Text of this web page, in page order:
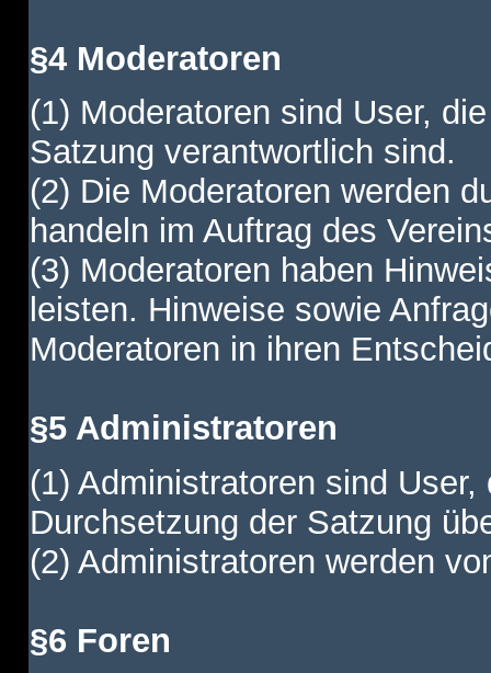
§4 Moderatoren
(1) Moderatoren sind User,
Satzung verantwortlich sind.
(2) Die Moderatoren werden
handeln im Auftrag des
(3) Moderatoren haben
leisten. Hinweise sowie
Moderatoren in ihren
§5 Administratoren
(1) Administratoren sind
Durchsetzung der Satzung
(2) Administratoren werden
§6 Foren